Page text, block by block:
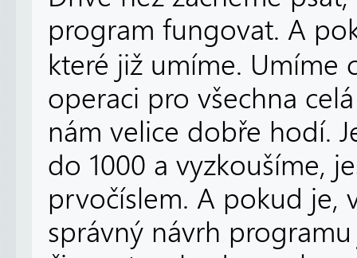
program fungovat. A
které již umíme. Umíme
operaci pro všechna
nám velice dobře hodí.
do 1000 a vyzkoušíme,
prvočíslem. A pokud je,
správný návrh